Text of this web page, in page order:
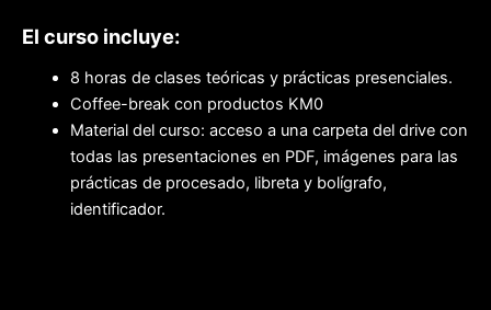
El curso incluye:
8 horas de clases teóricas y prácticas presenciales.
Coffee-break con productos KM0
Material del curso: acceso a una carpeta del drive con
todas las presentaciones en PDF, imágenes para las
prácticas de procesado, libreta y bolígrafo,
identificador.